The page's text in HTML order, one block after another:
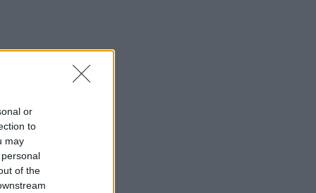
or
to
may
of the